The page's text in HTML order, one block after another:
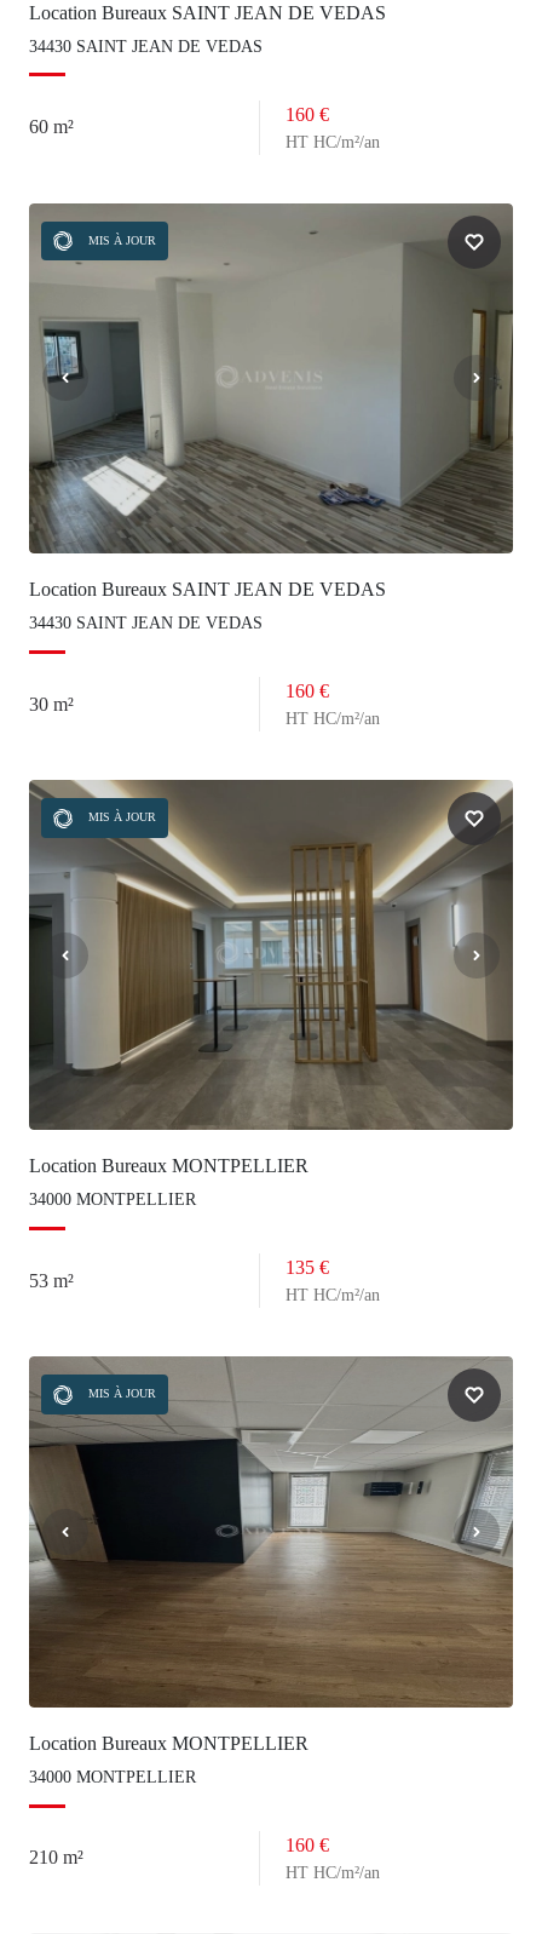
Location Bureaux SAINT JEAN DE VEDAS
34430 SAINT JEAN DE VEDAS
60 m²
160 €
HT HC/m²/an
MIS À JOUR
Location Bureaux SAINT JEAN DE VEDAS
34430 SAINT JEAN DE VEDAS
30 m²
160 €
HT HC/m²/an
MIS À JOUR
Location Bureaux MONTPELLIER
34000 MONTPELLIER
53 m²
135 €
HT HC/m²/an
MIS À JOUR
Location Bureaux MONTPELLIER
34000 MONTPELLIER
210 m²
160 €
HT HC/m²/an